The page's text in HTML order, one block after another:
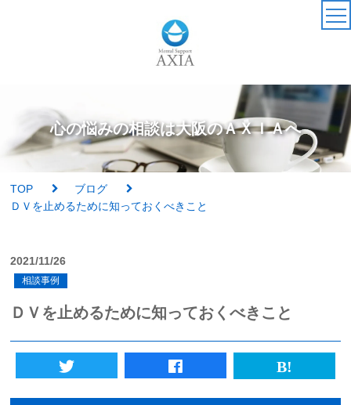
カウンセラー
アクセス・受付時間
サービス・料金一覧
実績紹介
初めての方へ
心の悩みの相談は大阪のＡＸＩＡへ
TOP
ブログ
ＤＶを止めるために知っておくべきこと
2021/11/26
相談事例
ＤＶを止めるために知っておくべきこと